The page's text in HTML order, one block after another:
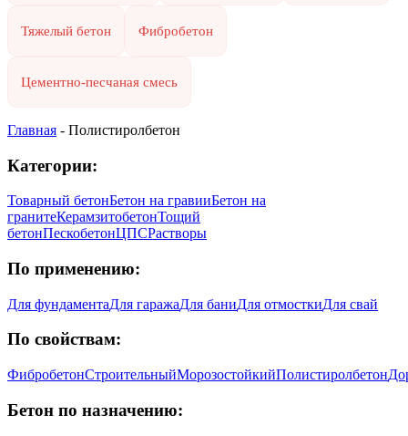
Тяжелый бетон Фибробетон
Цементно-песчаная смесь
Главная - Полистиролбетон
Категории:
Товарный бетонБетон на гравииБетон на
гранитеКерамзитобетонТощий
бетонПескобетонЦПСРастворы
По применению:
Для фундаментаДля гаражаДля баниДля отмосткиДля свай
По свойствам:
ФибробетонСтроительныйМорозостойкийПолистиролбетон
Бетон по назначению: